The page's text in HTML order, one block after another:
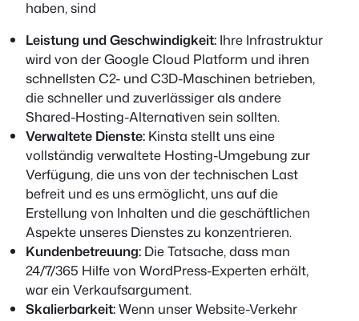
haben, sind
Leistung und Geschwindigkeit: Ihre Infrastruktur
wird von der Google Cloud Platform und ihren
schnellsten C2- und C3D-Maschinen betrieben,
die schneller und zuverlässiger als andere
Shared-Hosting-Alternativen sein sollten.
Verwaltete Dienste: Kinsta stellt uns eine
vollständig verwaltete Hosting-Umgebung zur
Verfügung, die uns von der technischen Last
befreit und es uns ermöglicht, uns auf die
Erstellung von Inhalten und die geschäftlichen
Aspekte unseres Dienstes zu konzentrieren.
Kundenbetreuung: Die Tatsache, dass man
24/7/365 Hilfe von WordPress-Experten erhält,
war ein Verkaufsargument.
Skalierbarkeit:Wenn unser Website-Verkehr